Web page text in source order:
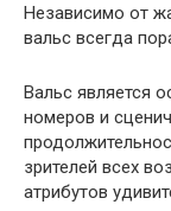
Независимо от
вальс всегда
Вальс является
номеров и
зрителей всех
атрибутов